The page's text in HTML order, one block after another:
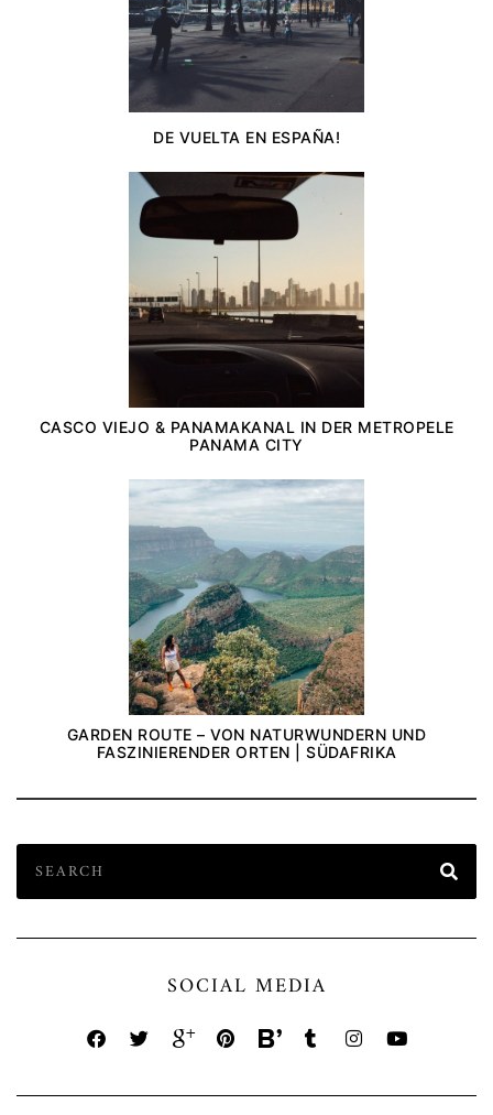
DE VUELTA EN ESPAÑA!
CASCO VIEJO & PANAMAKANAL IN DER METROPELE
PANAMA CITY
GARDEN ROUTE – VON NATURWUNDERN UND
FASZINIERENDER ORTEN | SÜDAFRIKA
SOCIAL MEDIA